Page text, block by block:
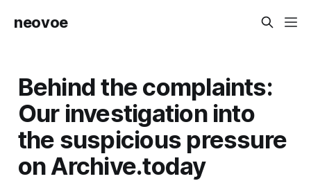
neovoe
Behind the complaints:
Our investigation into
the suspicious pressure
on Archive.today